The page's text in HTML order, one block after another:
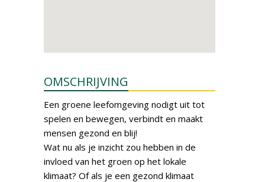
OMSCHRIJVING
Een groene leefomgeving nodigt uit tot
spelen en bewegen, verbindt en maakt
mensen gezond en blij!
Wat nu als je inzicht zou hebben in de
invloed van het groen op het lokale
klimaat? Of als je een gezond klimaat